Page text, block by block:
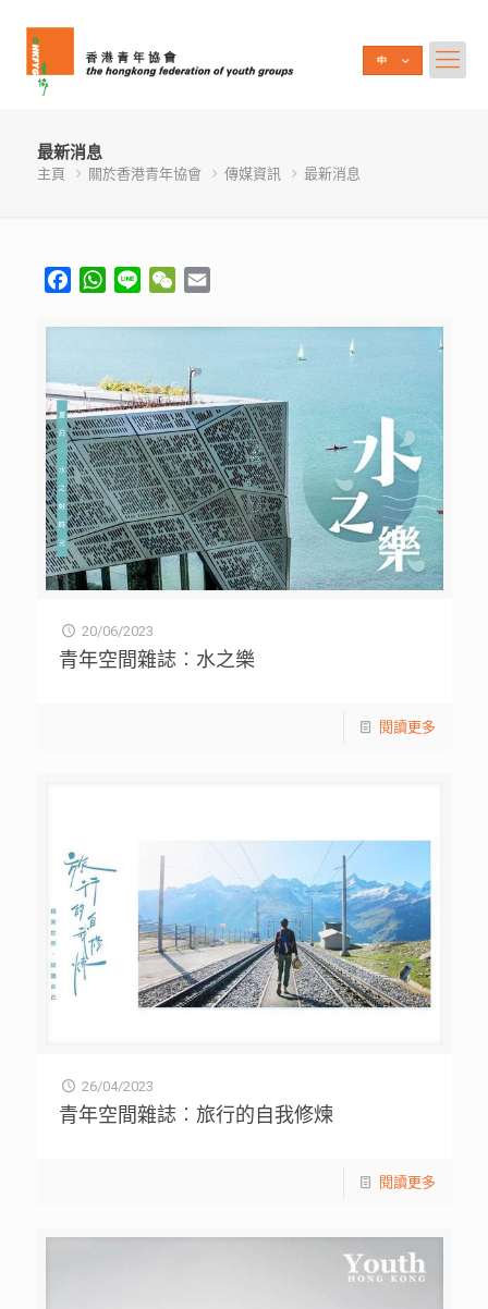
最新消息
主頁 關於香港青年協會 傳媒資訊 最新消息
FacebookWhatsApp
Line WeChat
20/06/2023
青年空間雜誌︰水之樂
閱讀更多
26/04/2023
青年空間雜誌︰旅行的自我修煉
閱讀更多